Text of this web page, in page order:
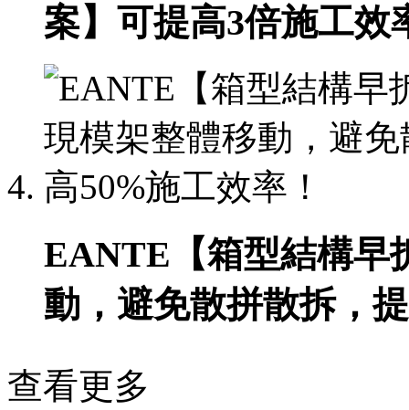
案】可提高3倍施工效
EANTE【箱型結構早
動，避免散拼散拆，
查看更多